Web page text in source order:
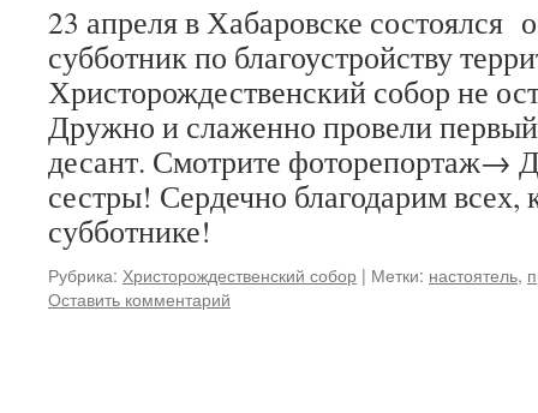
23 апреля в Хабаровске состоялся
субботник по благоустройству
Христорождественский собор не
Дружно и слаженно провели
десант. Смотрите фоторепортаж→
сестры! Сердечно благодарим всех,
субботнике!
Рубрика: Христорождественский собор | Метки: настоятель,
Оставить комментарий